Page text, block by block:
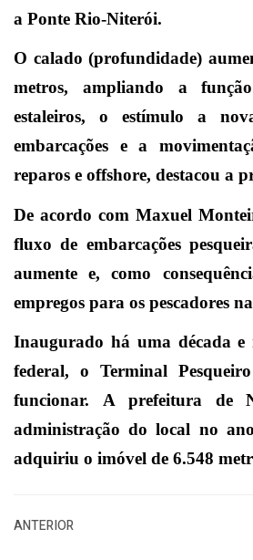
a Ponte Rio-Niterói.
O calado (profundidade)
metros, ampliando a
estaleiros, o estímulo a
embarcações e a
reparos e offshore, destacou a
De acordo com Maxuel
fluxo de embarcações
aumente e, como
empregos para os pescadores
Inaugurado há uma década e
federal, o Terminal
funcionar. A prefeitura de
administração do local no
adquiriu o imóvel de 6.548
ANTERIOR